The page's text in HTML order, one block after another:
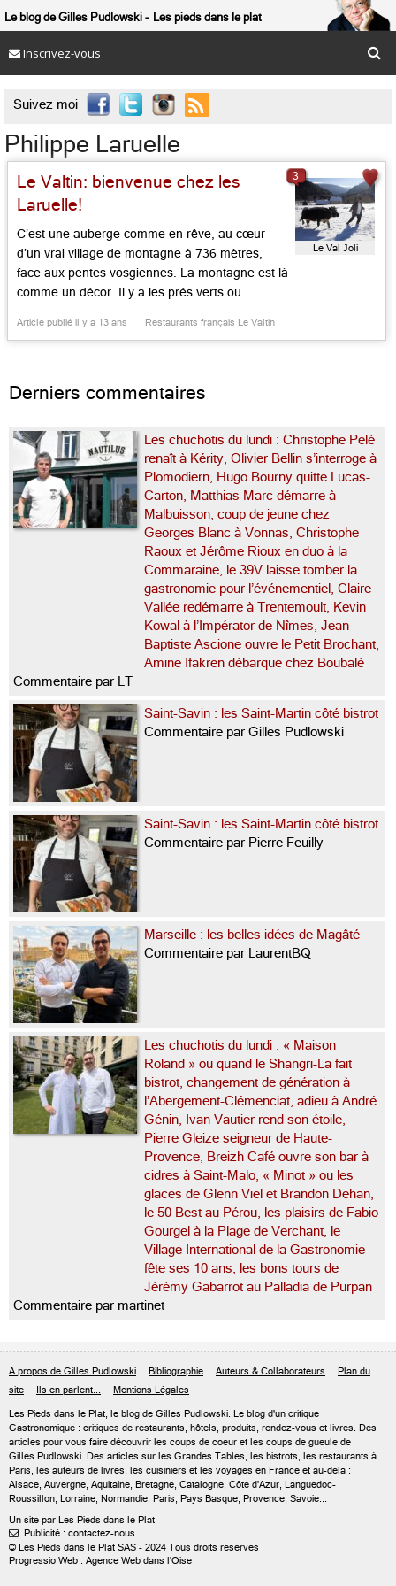
Le blog de Gilles Pudlowski Les pieds dans le plat
Inscrivez-vous
Suivez moi 
Philippe Laruelle
Le Valtin: bienvenue chez les
Laruelle!
C’est une auberge comme en rêve, au cœur
d’un vrai village de montagne à 736 mètres,
face aux pentes vosgiennes. La montagne est là
comme un décor. Il y a les prés verts ou
les fermes voisines et les pistes du Grand Valtin,
Article publié il y a 13 ans Restaurants français Le Valtin
Le Val Joli
3
Derniers commentaires
Les chuchotis du lundi : Christophe Pelé
renaît à Kérity, Olivier Bellin s’interroge à
Plomodiern, Hugo Bourny quitte Lucas-
Carton, Matthias Marc démarre à
Malbuisson, coup de jeune chez
Georges Blanc à Vonnas, Christophe
Raoux et Jérôme Rioux en duo à la
Commaraine, le 39V laisse tomber la
gastronomie pour l’événementiel, Claire
Vallée redémarre à Trentemoult, Kevin
Kowal à l’Impérator de Nîmes, Jean-
Baptiste Ascione ouvre le Petit Brochant,
Amine Ifakren débarque chez Boubalé
Commentaire par LT
Saint-Savin : les Saint-Martin côté bistrot
Commentaire par Gilles Pudlowski
Saint-Savin : les Saint-Martin côté bistrot
Commentaire par Pierre Feuilly
Marseille : les belles idées de Magâté
Commentaire par LaurentBQ
Les chuchotis du lundi : « Maison
Roland » ou quand le Shangri-La fait
bistrot, changement de génération à
l’Abergement-Clémenciat, adieu à André
Génin, Ivan Vautier rend son étoile,
Pierre Gleize seigneur de Haute-
Provence, Breizh Café ouvre son bar à
cidres à Saint-Malo, « Minot » ou les
glaces de Glenn Viel et Brandon Dehan,
le 50 Best au Pérou, les plaisirs de Fabio
Gourgel à la Plage de Verchant, le
Village International de la Gastronomie
fête ses 10 ans, les bons tours de
Jérémy Gabarrot au Palladia de Purpan
Commentaire par martinet
A propos de Gilles Pudlowski Bibliographie Auteurs & Collaborateurs
Plan du
site
Ils en parlent... Mentions Légales
Les Pieds dans le Plat, le blog de Gilles Pudlowski. Le blog d'un critique
Gastronomique : critiques de restaurants, hôtels, produits, rendez-vous et livres. Des
articles pour vous faire découvrir les coups de coeur et les coups de gueule de
Gilles Pudlowski. Des articles sur les Grandes Tables, les bistrots, les restaurants à
Paris, les auteurs de livres, les cuisiniers et les voyages en France et au-delà :
Alsace, Auvergne, Aquitaine, Bretagne, Catalogne, Côte d'Azur, Languedoc-
Roussillon, Lorraine, Normandie, Paris, Pays Basque, Provence, Savoie...
Un site par Les Pieds dans le Plat
 Publicité : contactez-nous.
© Les Pieds dans le Plat SAS - 2024 Tous droits réservés
Progressio Web : Agence Web dans l'Oise